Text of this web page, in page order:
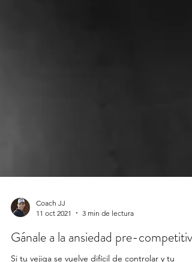
11 oct 2021
3 min de lectura